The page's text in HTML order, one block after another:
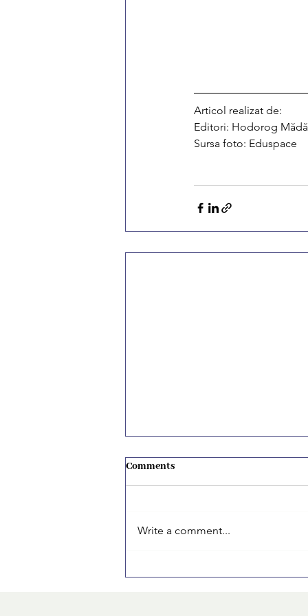
Articol realizat de:
Editori: Hodorog
Sursa foto: Eduspace
Comments
Write a comment...